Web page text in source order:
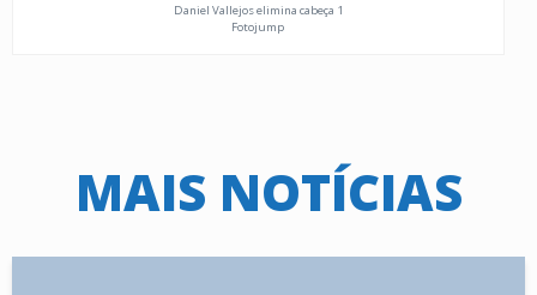
Daniel Vallejos elimina cabeça 1
Fotojump
MAIS NOTÍCIAS